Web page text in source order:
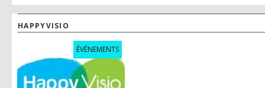
HAPPYVISIO
ÉVÈNEMENTS